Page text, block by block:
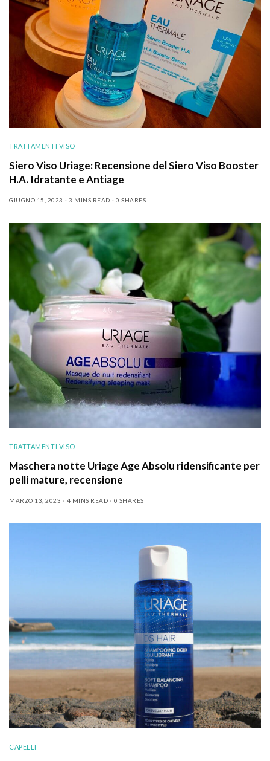
TRATTAMENTI VISO
Siero Viso Uriage: Recensione del Siero Viso Booster
H.A. Idratante e Antiage
GIUGNO 15, 2023 3 MINS READ 0 SHARES
TRATTAMENTI VISO
Maschera notte Uriage Age Absolu ridensificante per
pelli mature, recensione
MARZO 13, 2023 4 MINS READ 0 SHARES
CAPELLI